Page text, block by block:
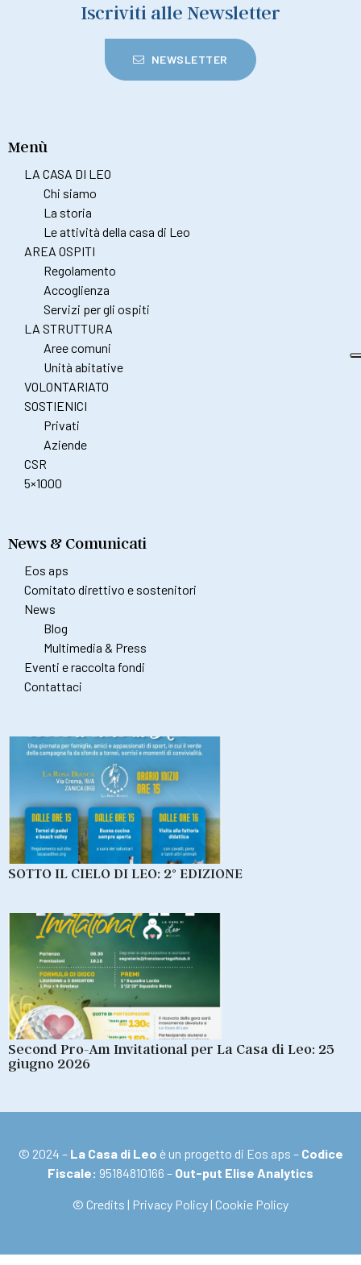
Iscriviti alle Newsletter
NEWSLETTER
Menù
LA CASA DI LEO
Chi siamo
La storia
Le attività della casa di Leo
AREA OSPITI
Regolamento
Accoglienza
Servizi per gli ospiti
LA STRUTTURA
Aree comuni
Unità abitative
VOLONTARIATO
SOSTIENICI
Privati
Aziende
CSR
5×1000
News & Comunicati
Eos aps
Comitato direttivo e sostenitori
News
Blog
Multimedia & Press
Eventi e raccolta fondi
Contattaci
SOTTO IL CIELO DI LEO: 2° EDIZIONE
Second Pro-Am Invitational per La Casa di Leo: 25
giugno 2026
© 2024 – La Casa di Leo è un progetto di Eos aps – Codice
Fiscale: 95184810166 – Out-put Elise Analytics
© Credits | Privacy Policy | Cookie Policy